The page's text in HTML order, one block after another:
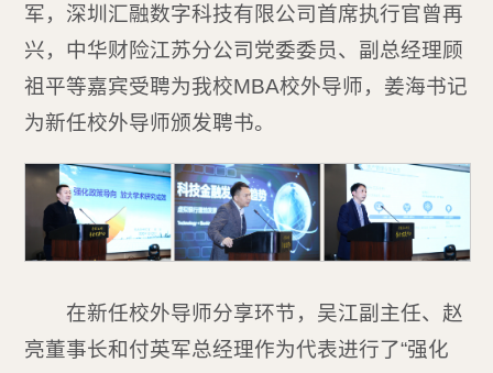
军，深圳汇融数字科技有限公司首席执行官曾再
兴，中华财险江苏分公司党委委员、副总经理顾
祖平等嘉宾受聘为我校MBA校外导师，姜海书记
为新任校外导师颁发聘书。
在新任校外导师分享环节，吴江副主任、赵
亮董事长和付英军总经理作为代表进行了“强化